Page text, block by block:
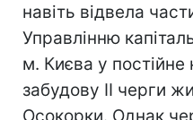
навіть відвела
Управлінню
м. Києва у постійне
забудову ІІ черги